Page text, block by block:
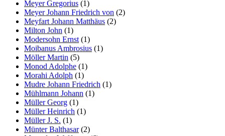
Meyer Gregorius (1)
Meyer Johann Friedrich von (2)
Meyfart Johann Matthäus (2)
Milton John (1)
Modersohn Ernst (1)
Moibanus Ambrosius (1)
Möller Martin (5)
Monod Adolphe (1)
Morahi Adolph (1)
Mudre Johann Friedrich (1)
Mühlmann Johann (1)
Müller Georg (1)
Müller Heinrich (1)
Müller J. S. (1)
Münter Balthasar(2)